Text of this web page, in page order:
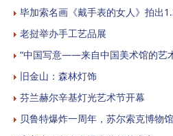
毕加索名画《戴手表的女人》拍出
老挝举办手工艺品展
“中国写意——来自中国美术馆的艺
旧金山：森林灯饰
芬兰赫尔辛基灯光艺术节开幕
贝鲁特爆炸一周年，苏尔索克博物